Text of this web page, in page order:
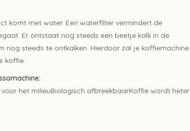
komt met water. Een waterfilter vermindert de
Er ontstaat nog steeds een beetje kalk in de
nog steeds te ontkalken. Hierdoor zal je koffiemachine
koffie.
het milieuBiologisch afbreekbaarKoffie wordt heter